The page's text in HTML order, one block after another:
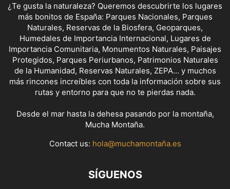
¿Te gusta la naturaleza? Queremos descubrirte los lugares
más bonitos de España: Parques Nacionales, Parques
Naturales, Reservas de la Biosfera, Geoparques,
Humedales de Importancia Internacional, Lugares de
Importancia Comunitaria, Monumentos Naturales, Paisajes
Protegidos, Parques Periurbanos, Patrimonios Naturales
de la Humanidad, Reservas Naturales, ZEPA... y muchos
más rincones increíbles con toda la información sobre sus
rutas y entorno para que no te pierdas nada.
Desde el mar hasta la dehesa pasando por la montaña,
Mucha Montaña.
Contact us: hola@muchamontaña.es
SÍGUENOS